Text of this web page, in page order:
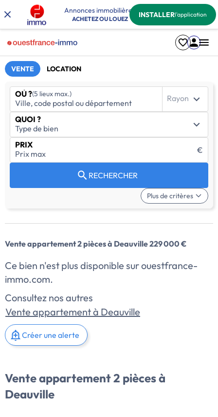
Annonces immobilières
ACHETEZ OU LOUEZ INSTALLERl'application
VENTE LOCATION
OÙ ?(5 lieux max.) Rayon
QUOI ?
PRIX
€
RECHERCHER
Plus de critères
Vente appartement 2 pièces à Deauville 229 000 €
Ce bien n'est plus disponible sur ouestfrance-
immo.com.
Consultez nos autres
Vente appartement à Deauville
Créer une alerte
Vente appartement 2 pièces à
Deauville